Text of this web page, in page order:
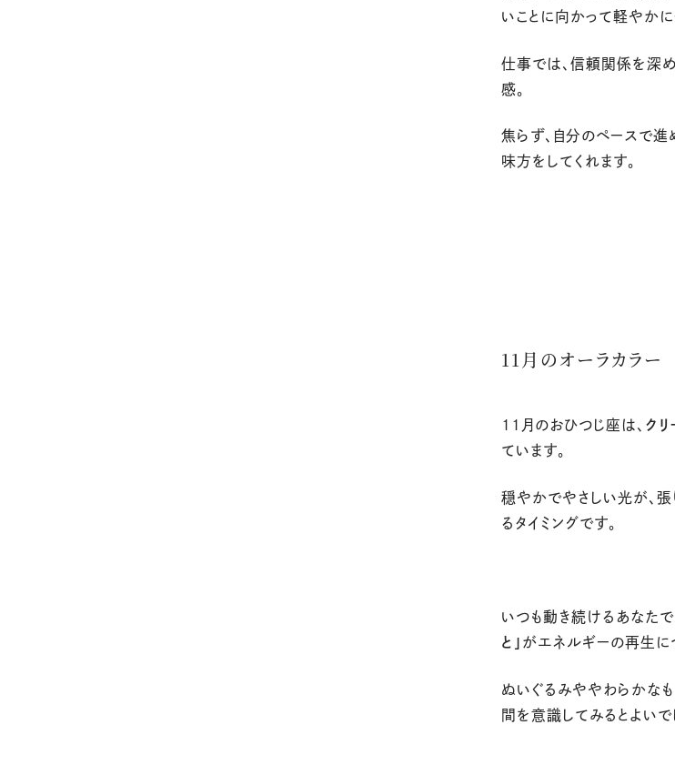
いことに向かって軽やか
仕事では、信頼関係を深
感。
焦らず、自分のペースで進
味方をしてくれます。
11月のオーラカラー
11 月のおひつじ座は、 ク
ています。
穏やかでやさしい光が、
るタイミングです。
いつも動き続けるあなた
と」 がエネルギーの再生に
ぬいぐるみややわらかな
間を意識してみるとよいで